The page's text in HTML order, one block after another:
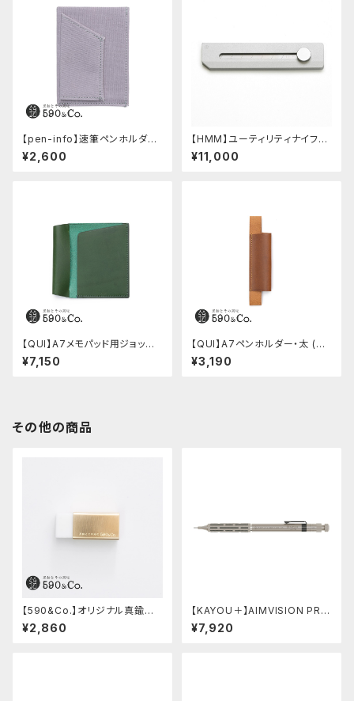
【pen-info】速筆ペンホルダー
A7ノート＆メモ (ペールグレー)
¥2,600
【HMM】ユーティリティナイフ
(シルバー)
¥11,000
【QUI】A7メモパッド用ジョッタ
ー・ブッテーロ (グリーン)
¥7,150
【QUI】A7ペンホルダー・太 (キ
ャメル)
¥3,190
その他の商品
【590&Co.】オリジナル真鍮消
しゴムカバー (無垢)
¥2,860
【KAYOU＋】AIMVISION PR
O/エイムビジョンプロ (チタニウ
ムゴールド)
¥7,920